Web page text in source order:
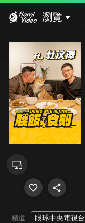
瀏覽
頻道 眼球中央電視台